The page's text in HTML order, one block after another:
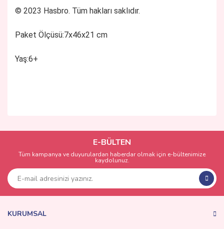
© 2023 Hasbro. Tüm hakları saklıdır.
Paket Ölçüsü:7x46x21 cm
Yaş:6+
Yorum Yaz
kullanarak tarafımıza iletebilirsiniz.
Görüş ve önerileriniz için teşekkür ederiz.
Ürün açıklamasında eksik bilgiler bulunuyor.
Ürün bilgilerinde hatalar bulunuyor.
E-BÜLTEN
Tüm kampanya ve duyurulardan haberdar olmak için e-bültenimize
kaydolunuz.
KURUMSAL